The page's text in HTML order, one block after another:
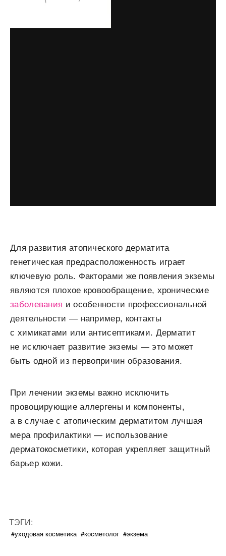
Для развития атопического дерматита
генетическая предрасположенность играет
ключевую роль. Факторами же появления экземы
являются плохое кровообращение, хронические
заболевания и особенности профессиональной
деятельности — например, контакты
с химикатами или антисептиками. Дерматит
не исключает развитие экземы — это может
быть одной из первопричин образования.
При лечении экземы важно исключить
провоцирующие аллергены и компоненты,
а в случае с атопическим дерматитом лучшая
мера профилактики — использование
дерматокосметики, которая укрепляет защитный
барьер кожи.
ТЭГИ:
#уходовая косметика #косметолог #экзема